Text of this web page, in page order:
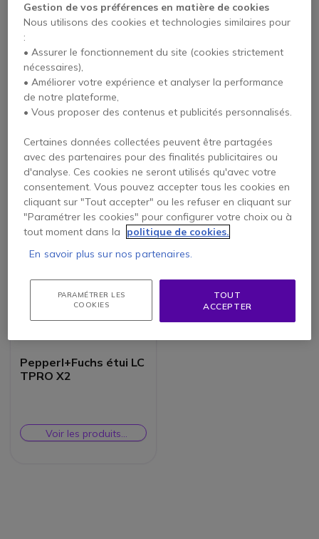
Pepperl Fuchs RSM-Ex
01 BT
1008,95 €
775,95 € -23%
X2
279,95 €
214,95 € HT -23%
Pepperl+Fuchs étui LC
TPRO X2
Voir les produits
similaires
Gestion de vos préférences en matière de cookies
Nous utilisons des cookies et technologies similaires pour
:
• Assurer le fonctionnement du site (cookies strictement
nécessaires),
• Améliorer votre expérience et analyser la performance
de notre plateforme,
• Vous proposer des contenus et publicités personnalisés.
Certaines données collectées peuvent être partagées
avec des partenaires pour des finalités publicitaires ou
d'analyse. Ces cookies ne seront utilisés qu'avec votre
consentement. Vous pouvez accepter tous les cookies en
cliquant sur "Tout accepter" ou les refuser en cliquant sur
"Paramétrer les cookies" pour configurer votre choix ou à
tout moment dans la
politique de cookies.
En savoir plus sur nos partenaires.
PARAMÉTRER LES
COOKIES
TOUT
ACCEPTER